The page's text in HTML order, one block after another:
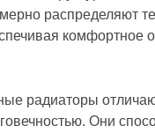
распределяют
комфортное
радиаторы
Они